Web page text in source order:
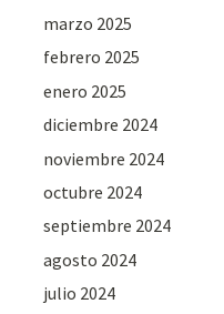
marzo 2025
febrero 2025
enero 2025
diciembre 2024
noviembre 2024
octubre 2024
septiembre 2024
agosto 2024
julio 2024